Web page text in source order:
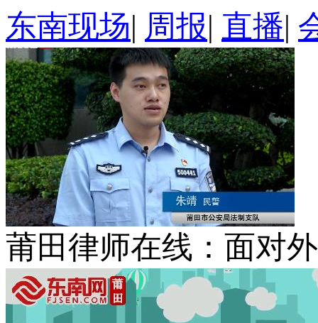
东南现场| 周报| 直播|
莆田律师在线：面对